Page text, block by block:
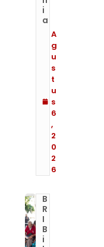
i
a
A
g
u
s
t
u
s
6
,
2
0
2
6
B
R
I
B
i